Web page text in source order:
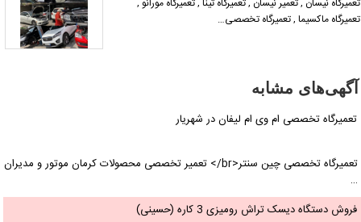
نیسان , تعمیر نیسان , تعمیرگاه تینا , تعمیرگاه مورانو ,
ماکسیما , تعمیرگاه تخصصی…
آگهی‌های مشابه
تعمیرگاه تخصصی ام وی ام لیفان در شهریار
تعمیرگاه تخصصی چین سنتر<br/> تعمیر تخصصی محصولات کرمان موتور و مدیران
…
فروش دستگاه دیسک تراش رومیزی 3 کاره (حسینی)